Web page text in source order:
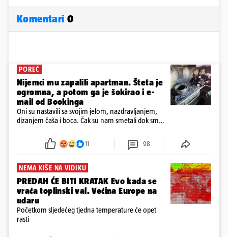
Komentari 0
POREČ
Nijemci mu zapalili apartman. Šteta je
ogromna, a potom ga je šokirao i e-
mail od Bookinga
Oni su nastavili sa svojim jelom, nazdravljanjem,
dizanjem čaša i boca. Čak su nam smetali dok smo
požar, rekao je vlasnik
11 98
NEMA KIŠE NA VIDIKU
PREDAH ĆE BITI KRATAK Evo kada se
vraća toplinski val. Većina Europe na
udaru
Početkom sljedećeg tjedna temperature će opet
rasti